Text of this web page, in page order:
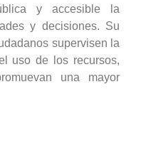
y accesible la
y decisiones. Su
supervisen la
uso de los recursos,
una mayor